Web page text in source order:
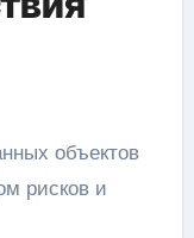
объектов
рисков и